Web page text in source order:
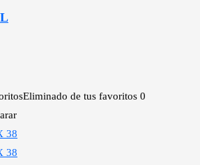
Eliminado de tus favoritos 0